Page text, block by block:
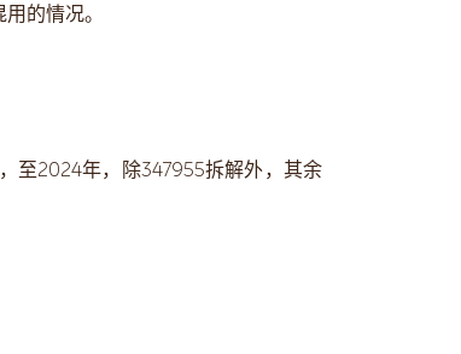
的情况。
至2024年，除347955拆解外，其余